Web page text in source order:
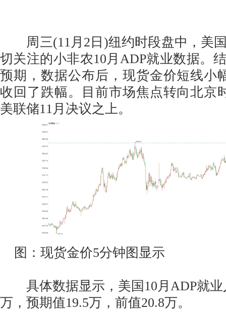
周三(11月2日)纽约时段盘中，美
切关注的小非农10月ADP就业数据。
预期，数据公布后，现货金价短线小
收回了跌幅。目前市场焦点转向北京
美联储11月决议之上。
图：现货金价5分钟图显示
具体数据显示，美国10月ADP就业
万，预期值19.5万，前值20.8万。